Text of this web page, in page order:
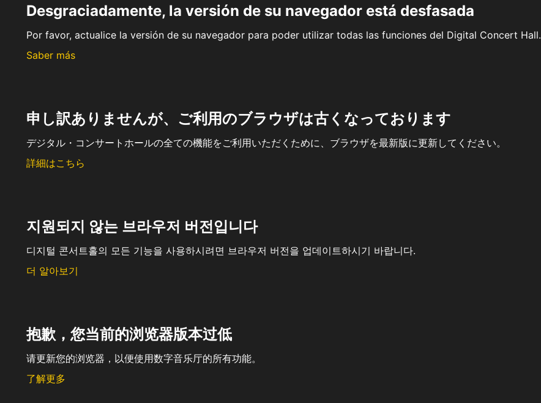
Desgraciadamente, la versión de su navegador está desfasada
Por favor, actualice la versión de su navegador para poder utilizar todas las funciones del Digital Concert Hall.
Saber más
申し訳ありませんが、ご利用のブラウザは古くなっております
デジタル・コンサートホールの全ての機能をご利用いただくために、ブラウザを最新版に更新してください。
詳細はこちら
지원되지 않는 브라우저 버전입니다
디지털 콘서트홀의 모든 기능을 사용하시려면 브라우저 버전을 업데이트하시기 바랍니다.
더 알아보기
抱歉，您当前的浏览器版本过低
请更新您的浏览器，以便使用数字音乐厅的所有功能。
了解更多